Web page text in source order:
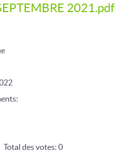
2021.pdf
Total des votes: 0